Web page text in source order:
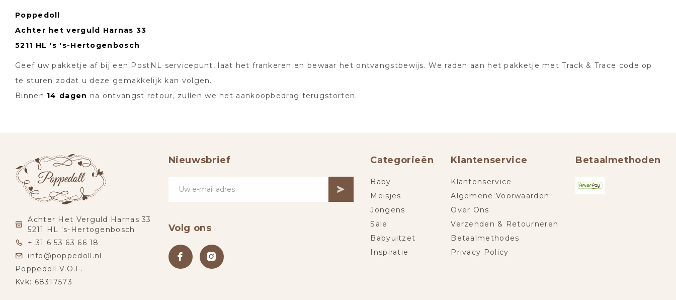
Poppedoll
Achter het verguld Harnas 33
5211 HL 's 's-Hertogenbosch
Geef uw pakketje af bij een PostNL servicepunt, laat het frankeren en bewaar het ontvangstbewijs. We raden aan het pakketje met Track & Trace code op
te sturen zodat u deze gemakkelijk kan volgen.
Binnen 14 dagen na ontvangst retour, zullen we het aankoopbedrag terugstorten.
Achter Het Verguld Harnas 33
5211 HL 's-Hertogenbosch
+ 31 6 53 63 66 18
info@poppedoll.nl
Poppedoll V.O.F.
Kvk: 68317573
Nieuwsbrief
Volg ons
Categorieën
Baby
Meisjes
Jongens
Sale
Babyuitzet
Inspiratie
Klantenservice
Klantenservice
Algemene Voorwaarden
Over Ons
Verzenden & Retourneren
Betaalmethodes
Privacy Policy
Betaalmethoden